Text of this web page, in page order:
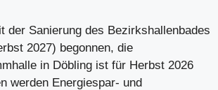
der Sanierung des Bezirkshallenbades
2027) begonnen, die
in Döbling ist für Herbst 2026
werden Energiespar- und